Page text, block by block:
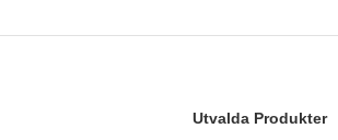
Utvalda Produkter